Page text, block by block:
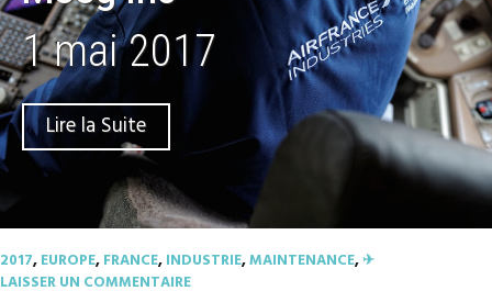
1 mai 2017
Lire la Suite
2017,EUROPE,FRANCE,INDUSTRIE,MAINTENANCE,✈︎
LAISSER UN COMMENTAIRE